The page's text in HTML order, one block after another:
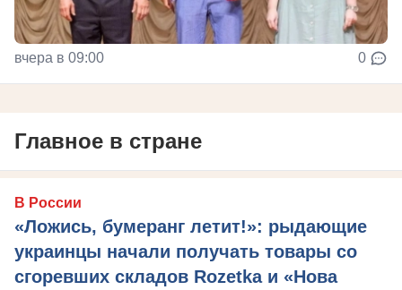
вчера в 09:00 0
Главное в стране
В России
«Ложись, бумеранг летит!»: рыдающие
украинцы начали получать товары со
сгоревших складов Rozetka и «Нова